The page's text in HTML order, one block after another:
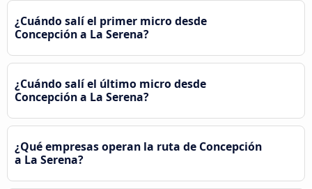
¿Cuándo salí el primer micro desde
Concepción a La Serena?
¿Cuándo salí el último micro desde
Concepción a La Serena?
¿Qué empresas operan la ruta de Concepción
a La Serena?